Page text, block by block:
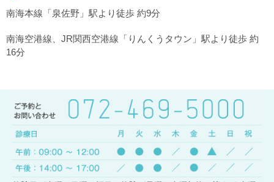
南海本線「泉佐野」駅より徒歩 約9分
南海空港線、JR関西空港線「りんくうタウン」駅より徒歩 約
16分